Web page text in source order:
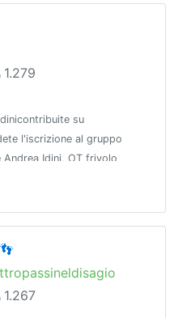
1.279
su
l'iscrizione al gruppo
Idini, OT frivolo
1.267